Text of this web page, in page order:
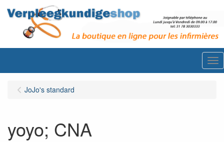
JoJo's standard
yoyo; CNA